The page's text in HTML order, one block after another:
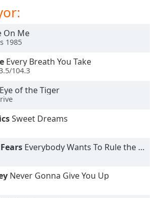
On Me
1985
Every Breath You Take
104.3
Eye of the Tiger
Sweet Dreams
Everybody Wants To Rule the World
Never Gonna Give You Up